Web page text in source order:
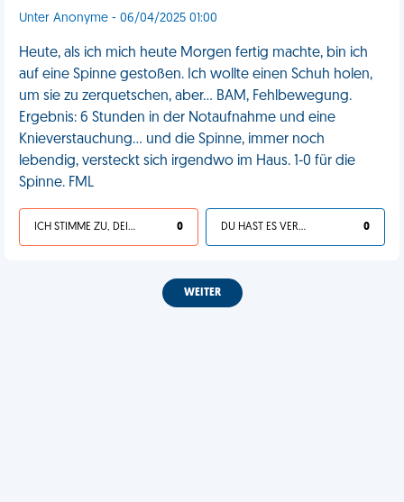
Unter Anonyme - 06/04/2025 01:00
Heute, als ich mich heute Morgen fertig machte, bin ich
auf eine Spinne gestoßen. Ich wollte einen Schuh holen,
um sie zu zerquetschen, aber... BAM, Fehlbewegung.
Ergebnis: 6 Stunden in der Notaufnahme und eine
Knieverstauchung... und die Spinne, immer noch
lebendig, versteckt sich irgendwo im Haus. 1-0 für die
Spinne. FML
ICH STIMME ZU, DEIN LEBEN IST SCHEISSE 0 DU HAST ES VERDIENT 0
WEITER